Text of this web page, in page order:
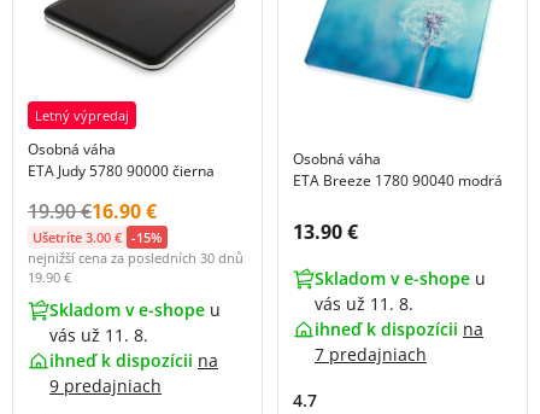
Letný výpredaj
Osobná váha
ETA Judy 5780 90000 čierna
Původní cena s DPH:
19.90 €Cena s DPH:
16.90 €
Ušetríte 3.00 € -15%
nejnižší cena za posledních 30 dnů
19.90 €
Skladom v e-shope u
vás už 11. 8.
ihneď k dispozícii na
9 predajniach
Osobná váha
ETA Breeze 1780 90040 modrá
Cena s DPH:
13.90 €
Skladom v e-shope u
vás už 11. 8.
ihneď k dispozícii na
7 predajniach
4.7